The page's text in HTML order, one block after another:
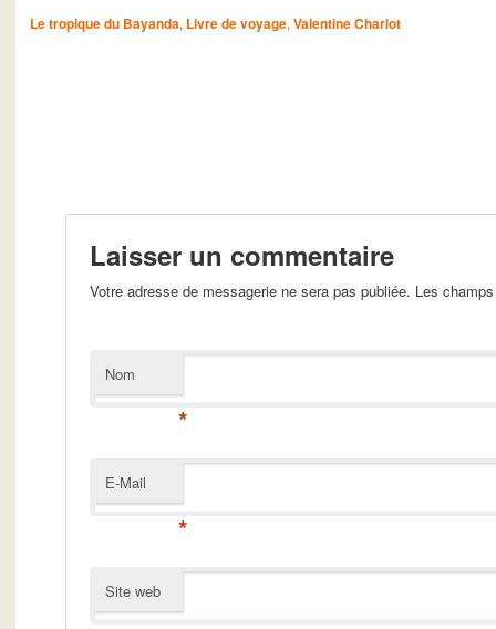
Le tropique du Bayanda, Livre de voyage, Valentine Charlot
Laisser un commentaire
Votre adresse de messagerie ne sera pas publiée. Les
Nom
*
E-Mail
*
Site web